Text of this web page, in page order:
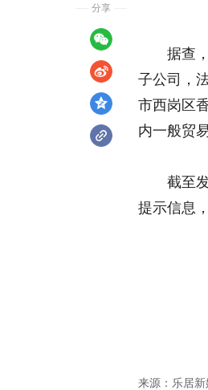
据查
子公司，
市西岗区
内一般贸
截至
提示信息
来源：乐居新
分享